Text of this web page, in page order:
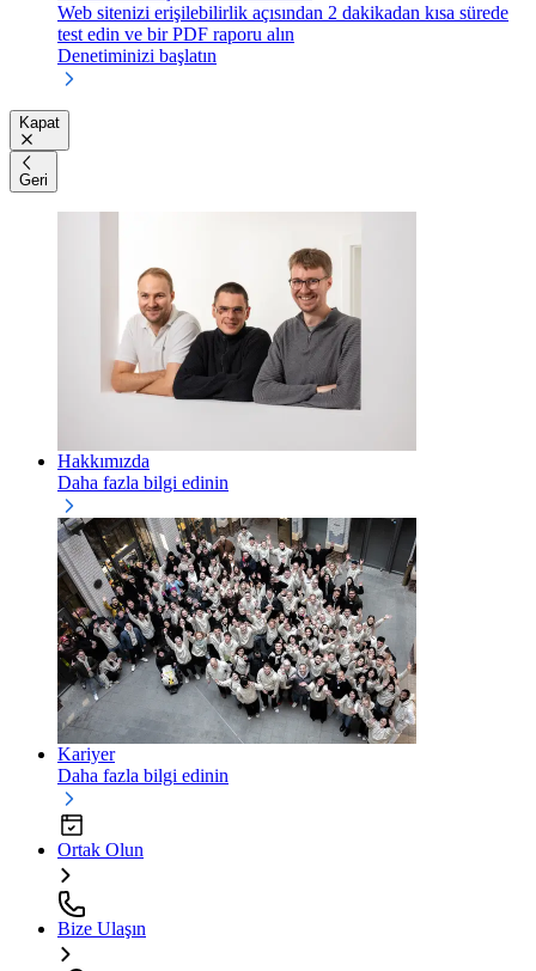
Web sitenizi erişilebilirlik açısından 2 dakikadan kısa sürede
test edin ve bir PDF raporu alın
Denetiminizi başlatın
Kapat
Geri
Hakkımızda
Daha fazla bilgi edinin
Kariyer
Daha fazla bilgi edinin
Ortak Olun
Bize Ulaşın